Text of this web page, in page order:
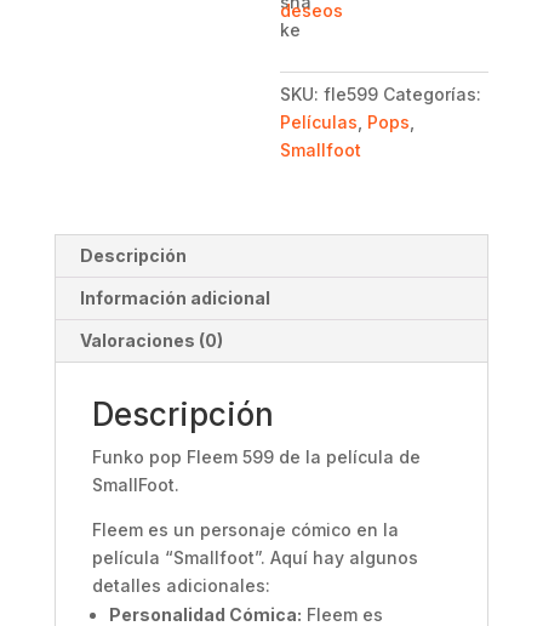
-
cantidad
deseos
SKU:fle599 Categorías:
Películas Pops
Smallfoot
Descripción
Información adicional
Valoraciones (0)
Descripción
Funko pop Fleem 599 de la película de
SmallFoot.
Fleem es un personaje cómico en la
película “Smallfoot”. Aquí hay algunos
detalles adicionales:
Personalidad Cómica: Fleem es